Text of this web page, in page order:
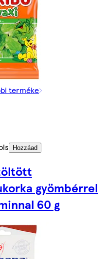
terméke
Hozzáad
gyömbérrel
60 g